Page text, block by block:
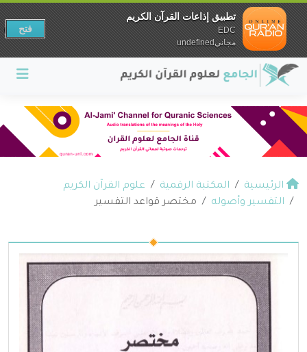
الرئيسية المكتبة الرقمية
علوم القرآن الكريم
التفسير وأصوله
مختصر قواعد التفسير
تطبيق إذاعات القرآن الكريم
EDC
مجانيundefined
فتح